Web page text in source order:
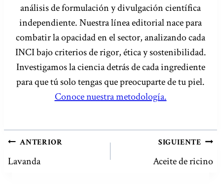
análisis de formulación y divulgación científica
independiente. Nuestra línea editorial nace para
combatir la opacidad en el sector, analizando cada
INCI bajo criterios de rigor, ética y sostenibilidad.
Investigamos la ciencia detrás de cada ingrediente
para que tú solo tengas que preocuparte de tu piel.
Conoce nuestra metodología.
NAVEGACIÓN
DE
ANTERIOR
Lavanda
SIGUIENTE
Aceite de ricino